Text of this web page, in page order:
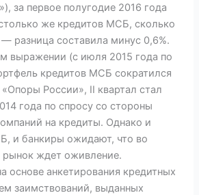
за первое полугодие 2016 года
же кредитов МСБ, сколько
разница составила минус 0,6%.
выражении (с июля 2015 года по
кредитов МСБ сократился
России», II квартал стал
года по спросу со стороны
на кредиты. Однако и
и банкиры ожидают, что во
рынок ждет оживление.
основе анкетирования кредитных
заимствований, выданных